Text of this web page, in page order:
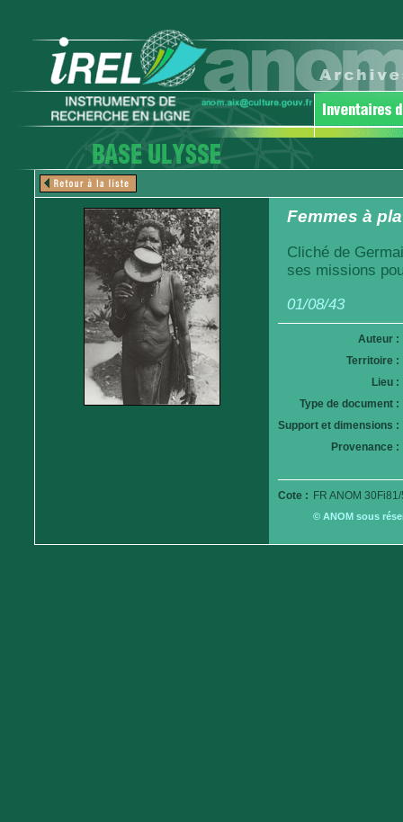
Femmes à
Cliché de
ses missions
01/08/43
Auteur :
Territoire :
Lieu :
Type de document :
Support et dimensions :
Provenance :
Cote : FR ANOM
© ANOM sous